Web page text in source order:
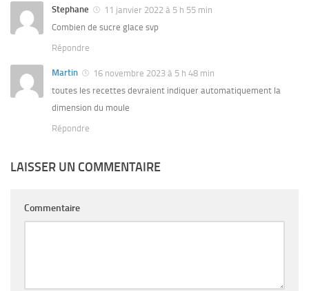
Stephane
11 janvier 2022 à 5 h 55 min
Combien de sucre glace svp
Répondre
Martin
16 novembre 2023 à 5 h 48 min
toutes les recettes devraient indiquer automatiquement la
dimension du moule
Répondre
LAISSER UN COMMENTAIRE
Commentaire